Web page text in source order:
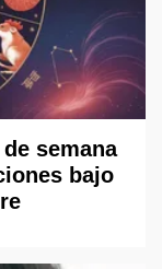
semana
bajo